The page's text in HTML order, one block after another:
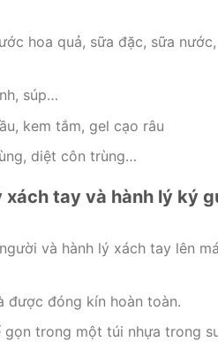
hoa quả, sữa đặc, sữa nước,
súp…
kem tắm, gel cạo râu
diệt côn trùng…
xách tay và hành lý ký
và hành lý xách tay lên
được đóng kín hoàn toàn.
gọn trong một túi nhựa trong